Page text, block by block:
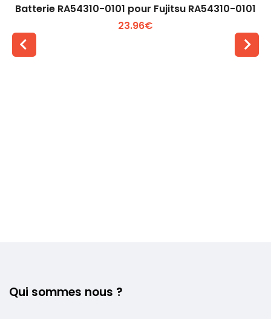
Batterie RA54310-0101 pour Fujitsu RA54310-0101
23.96€
Qui sommes nous ?